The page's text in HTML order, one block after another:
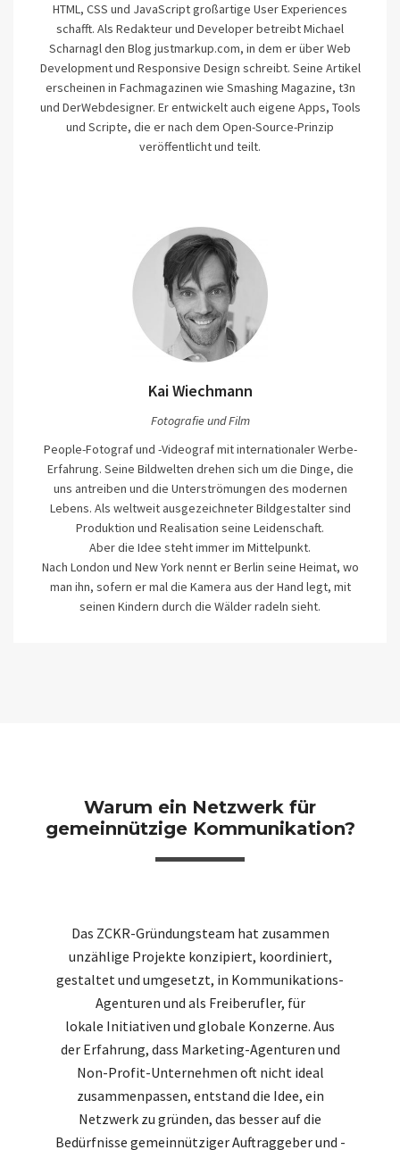
HTML, CSS und JavaScript großartige User Experiences
schafft. Als Redakteur und Developer betreibt Michael
Scharnagl den Blog justmarkup.com, in dem er über Web
Development und Responsive Design schreibt. Seine Artikel
erscheinen in Fachmagazinen wie Smashing Magazine, t3n
und DerWebdesigner. Er entwickelt auch eigene Apps, Tools
und Scripte, die er nach dem Open-Source-Prinzip
veröffentlicht und teilt.
Kai Wiechmann
Fotografie und Film
People-Fotograf und -Videograf mit internationaler Werbe-
Erfahrung. Seine Bildwelten drehen sich um die Dinge, die
uns antreiben und die Unterströmungen des modernen
Lebens. Als weltweit ausgezeichneter Bildgestalter sind
Produktion und Realisation seine Leidenschaft.
Aber die Idee steht immer im Mittelpunkt.
Nach London und New York nennt er Berlin seine Heimat, wo
man ihn, sofern er mal die Kamera aus der Hand legt, mit
seinen Kindern durch die Wälder radeln sieht.
Warum ein Netzwerk für
gemeinnützige Kommunikation?
Das ZCKR-Gründungsteam hat zusammen
unzählige Projekte konzipiert, koordiniert,
gestaltet und umgesetzt, in Kommunikations-
Agenturen und als Freiberufler, für
lokale Initiativen und globale Konzerne. Aus
der Erfahrung, dass Marketing-Agenturen und
Non-Profit-Unternehmen oft nicht ideal
zusammenpassen, entstand die Idee, ein
Netzwerk zu gründen, das besser auf die
Bedürfnisse gemeinnütziger Auftraggeber und -